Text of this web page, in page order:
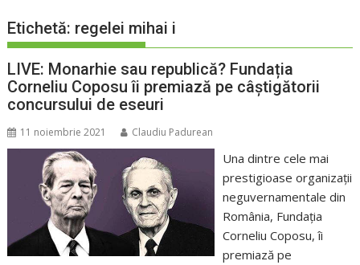
Etichetă: regelei mihai i
LIVE: Monarhie sau republică? Fundația
Corneliu Coposu îi premiază pe câștigătorii
concursului de eseuri
11 noiembrie 2021 Claudiu Padurean
Una dintre cele mai
prestigioase organizații
neguvernamentale din
România, Fundația
Corneliu Coposu, îi
premiază pe